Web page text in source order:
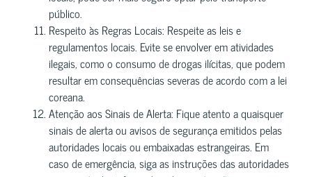
público.
Respeito às Regras Locais: Respeite as leis e
regulamentos locais. Evite se envolver em atividades
ilegais, como o consumo de drogas ilícitas, que podem
resultar em consequências severas de acordo com a lei
coreana.
Atenção aos Sinais de Alerta: Fique atento a quaisquer
sinais de alerta ou avisos de segurança emitidos pelas
autoridades locais ou embaixadas estrangeiras. Em
caso de emergência, siga as instruções das autoridades